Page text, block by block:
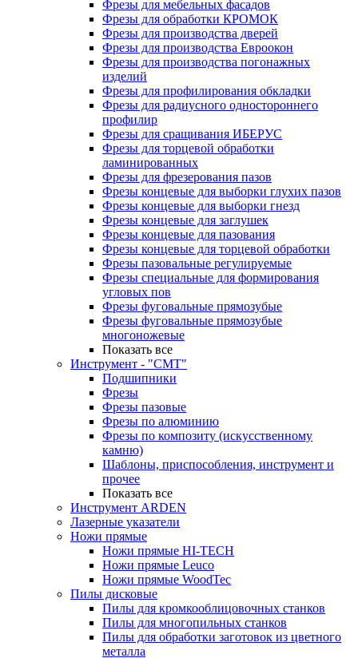
Фрезы для мебельных фасадов
Фрезы для обработки КРОМОК
Фрезы для производства дверей
Фрезы для производства Евроокон
Фрезы для производства погонажных
изделий
Фрезы для профилирования обкладки
Фрезы для радиусного одностороннего
профилир
Фрезы для сращивания ИБЕРУС
Фрезы для торцевой обработки
ламинированных
Фрезы для фрезерования пазов
Фрезы концевые для выборки глухих пазов
Фрезы концевые для выборки гнезд
Фрезы концевые для заглушек
Фрезы концевые для пазования
Фрезы концевые для торцевой обработки
Фрезы пазовальные регулируемые
Фрезы специальные для формирования
угловых пов
Фрезы фуговальные прямозубые
Фрезы фуговальные прямозубые
многоножевые
Показать все
Инструмент - "СМТ"
Подшипники
Фрезы
Фрезы пазовые
Фрезы по алюминию
Фрезы по композиту (искусственному
камню)
Шаблоны, приспособления, инструмент и
прочее
Показать все
Инструмент ARDEN
Лазерные указатели
Ножи прямые
Ножи прямые HI-TECH
Ножи прямые Leuco
Ножи прямые WoodTec
Пилы дисковые
Пилы для кромкооблицовочных станков
Пилы для многопильных станков
Пилы для обработки заготовок из цветного
металла